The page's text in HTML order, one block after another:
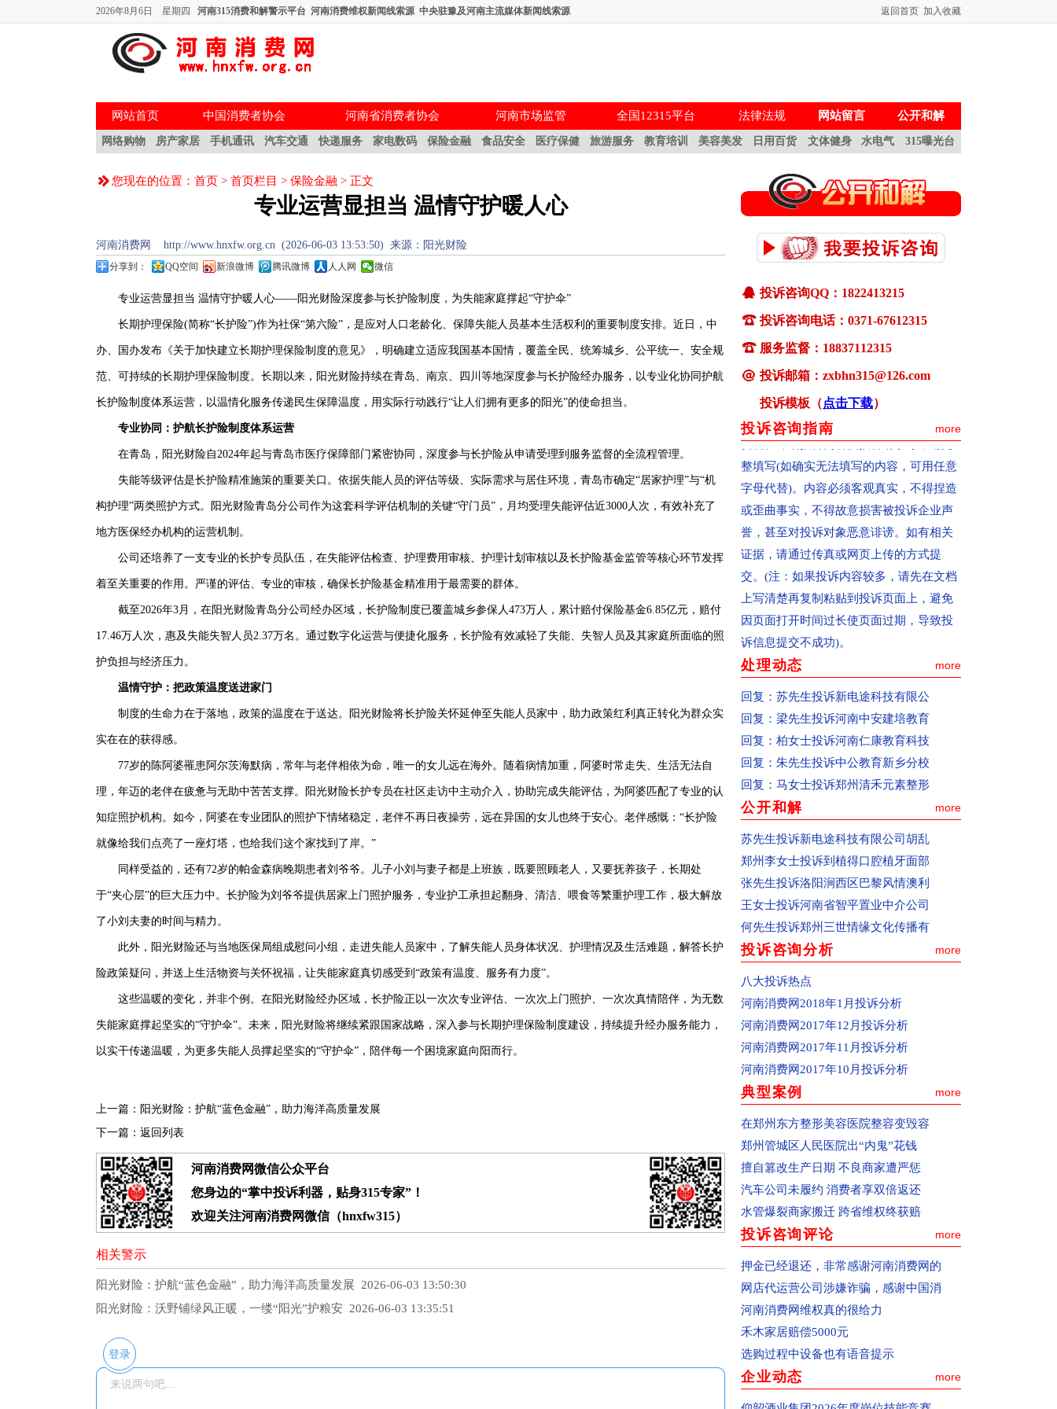
2026年8月6日 星期四 河南315消费和解警示平台 河南消费维权新闻线索源 中央驻豫及河南主流媒体新闻线索源 返回首页 加入收藏
网站首页 中国消费者协会 河南省消费者协会 河南市场监管 全国12315平台 法律法规 网站留言 公开和解
网络购物 房产家居 手机通讯 汽车交通 快递服务 家电数码 保险金融 食品安全 医疗保健 旅游服务 教育培训 美容美发 日用百货 文体健身 水电气 315曝光台
您现在的位置： 首页 > 首页栏目 > 保险金融 > 正文
专业运营显担当 温情守护暖人心
河南消费网 http://www.hnxfw.org.cn (2026-06-03 13:53:50) 来源：阳光财险
分享到： QQ空间 新浪微博 腾讯微博 人人网 微信
专业运营显担当 温情守护暖人心——阳光财险深度参与长护险制度，为失能家庭撑起“守护伞”
长期护理保险(简称“长护险”)作为社保“第六险”，是应对人口老龄化、保障失能人员基本生活权利的重要制度安排。近日，中
办、国办发布《关于加快建立长期护理保险制度的意见》，明确建立适应我国基本国情，覆盖全民、统筹城乡、公平统一、安全规
范、可持续的长期护理保险制度。长期以来，阳光财险持续在青岛、南京、四川等地深度参与长护险经办服务，以专业化协同护航
长护险制度体系运营，以温情化服务传递民生保障温度，用实际行动践行“让人们拥有更多的阳光”的使命担当。
专业协同：护航长护险制度体系运营
在青岛，阳光财险自2024年起与青岛市医疗保障部门紧密协同，深度参与长护险从申请受理到服务监督的全流程管理。
失能等级评估是长护险精准施策的重要关口。依据失能人员的评估等级、实际需求与居住环境，青岛市确定“居家护理”与“机
构护理”两类照护方式。阳光财险青岛分公司作为这套科学评估机制的关键“守门员”，月均受理失能评估近3000人次，有效补充了
地方医保经办机构的运营机制。
公司还培养了一支专业的长护专员队伍，在失能评估检查、护理费用审核、护理计划审核以及长护险基金监管等核心环节发挥
着至关重要的作用。严谨的评估、专业的审核，确保长护险基金精准用于最需要的群体。
截至2026年3月，在阳光财险青岛分公司经办区域，长护险制度已覆盖城乡参保人473万人，累计赔付保险基金6.85亿元，赔付
17.46万人次，惠及失能失智人员2.37万名。通过数字化运营与便捷化服务，长护险有效减轻了失能、失智人员及其家庭所面临的照
护负担与经济压力。
温情守护：把政策温度送进家门
制度的生命力在于落地，政策的温度在于送达。阳光财险将长护险关怀延伸至失能人员家中，助力政策红利真正转化为群众实
实在在的获得感。
77岁的陈阿婆罹患阿尔茨海默病，常年与老伴相依为命，唯一的女儿远在海外。随着病情加重，阿婆时常走失、生活无法自
理，年迈的老伴在疲惫与无助中苦苦支撑。阳光财险长护专员在社区走访中主动介入，协助完成失能评估，为阿婆匹配了专业的认
知症照护机构。如今，阿婆在专业团队的照护下情绪稳定，老伴不再日夜操劳，远在异国的女儿也终于安心。老伴感慨：“长护险
就像给我们点亮了一座灯塔，也给我们这个家找到了岸。”
同样受益的，还有72岁的帕金森病晚期患者刘爷爷。儿子小刘与妻子都是上班族，既要照顾老人，又要抚养孩子，长期处
于“夹心层”的巨大压力中。长护险为刘爷爷提供居家上门照护服务，专业护工承担起翻身、清洁、喂食等繁重护理工作，极大解放
了小刘夫妻的时间与精力。
此外，阳光财险还与当地医保局组成慰问小组，走进失能人员家中，了解失能人员身体状况、护理情况及生活难题，解答长护
险政策疑问，并送上生活物资与关怀祝福，让失能家庭真切感受到“政策有温度、服务有力度”。
这些温暖的变化，并非个例。在阳光财险经办区域，长护险正以一次次专业评估、一次次上门照护、一次次真情陪伴，为无数
失能家庭撑起坚实的“守护伞”。未来，阳光财险将继续紧跟国家战略，深入参与长期护理保险制度建设，持续提升经办服务能力，
以实干传递温暖，为更多失能人员撑起坚实的“守护伞”，陪伴每一个困境家庭向阳而行。
上一篇： 阳光财险：护航“蓝色金融”，助力海洋高质量发展
下一篇： 返回列表
河南消费网微信公众平台
您身边的“掌中投诉利器，贴身315专家”！
欢迎关注河南消费网微信（hnxfw315）
相关警示
阳光财险：护航“蓝色金融”，助力海洋高质量发展 2026-06-03 13:50:30
阳光财险：沃野铺绿风正暖，一缕“阳光”护粮安 2026-06-03 13:35:51
登录
投诉咨询QQ：1822413215
投诉咨询电话：0371-67612315
服务监督：18837112315
投诉邮箱：zxbhn315@126.com
投诉模板（点击下载）
投诉咨询指南 more
一、如何投诉
(1)通过pc终端(电脑)和移动终端(手机)都可
以向河南消费网适时投诉。
(2)通过pc终端(电脑)投诉：确认您选择的
是中国消费者报主办的河南消费网
(www.hnxfw.org.cn)，点击进入公开和解频
道或网站首页右上角的“我要投诉”按钮，
度搜索上登陆河南消费网，点击进入公开
和解频道或网站首页右上角的“我要投
诉”按钮，进入投诉页面。
资料、详细投诉内容及投诉请求等，请完
整填写(如确实无法填写的内容，可用任意
字母代替)。内容必须客观真实，不得捏造
或歪曲事实，不得故意损害被投诉企业声
誉，甚至对投诉对象恶意诽谤。如有相关
证据，请通过传真或网页上传的方式提
交。(注：如果投诉内容较多，请先在文档
上写清楚再复制粘贴到投诉页面上，避免
因页面打开时间过长使页面过期，导致投
诉信息提交不成功)。
(6)提交投诉。点击页面下方“提交”按钮，
如果页面中间出现一个“你的资料已提交！
在审核中”的对话框，表示你的投诉已经提
交成功。(注：已提交的投诉信息不同步在
页面上显示)
二、投诉人联系方式的重要性
联系电话和电子邮箱是网站与您联系的重
要途径，请您在投诉时必须填写真实的，
而且是常用的联系电话和电子邮箱，以便
网站及时向您核实相关信息，反馈投诉处
理情况，或者便于中国消费者报记者开展
新闻调查。
三、如何查看投诉处理结果
1、进入“处理动态”按钮。
2、向本网在线咨询或者邮件咨询，邮箱地
址：zxbhn315@126.com
一、如何投诉
(1)通过pc终端(电脑)和移动终端(手机)都可
以向河南消费网适时投诉。
(2)通过pc终端(电脑)投诉：确认您选择的
是中国消费者报主办的河南消费网
(www.hnxfw.org.cn)，点击进入公开和解频
道或网站首页右上角的“我要投诉”按钮，
进入投诉页面。
(3)通过移动终端(手机)投诉：请在手机百
度搜索上登陆河南消费网，点击进入公开
和解频道或网站首页右上角的“我要投
(4)仔细阅读“投诉必读”。
(5)填写投诉信息。个人资料、被投诉对象
资料、详细投诉内容及投诉请求等，请完
整填写(如确实无法填写的内容，可用任意
字母代替)。内容必须客观真实，不得捏造
或歪曲事实，不得故意损害被投诉企业声
誉，甚至对投诉对象恶意诽谤。如有相关
处理动态 more
回复： 苏先生投诉新电途科技有限公
回复： 梁先生投诉河南中安建培教育
回复： 柏女士投诉河南仁康教育科技
回复： 朱先生投诉中公教育新乡分校
回复： 马女士投诉郑州清禾元素整形
公开和解 more
苏先生投诉新电途科技有限公司胡乱
郑州李女士投诉到植得口腔植牙面部
张先生投诉洛阳涧西区巴黎风情澳利
王女士投诉河南省智平置业中介公司
何先生投诉郑州三世情缘文化传播有
投诉咨询分析 more
八大投诉热点
河南消费网2018年1月投诉分析
河南消费网2017年12月投诉分析
河南消费网2017年11月投诉分析
河南消费网2017年10月投诉分析
典型案例 more
在郑州东方整形美容医院整容变毁容
郑州管城区人民医院出“内鬼”花钱
擅自篡改生产日期 不良商家遭严惩
汽车公司未履约 消费者享双倍返还
水管爆裂商家搬迁 跨省维权终获赔
投诉咨询评论 more
押金已经退还，非常感谢河南消费网的
网店代运营公司涉嫌诈骗，感谢中国消
河南消费网维权真的很给力
禾木家居赔偿5000元
选购过程中设备也有语音提示
企业动态 more